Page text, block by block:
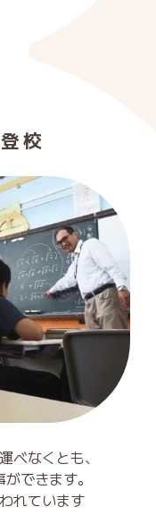
校
べなくとも、
できます。
れています